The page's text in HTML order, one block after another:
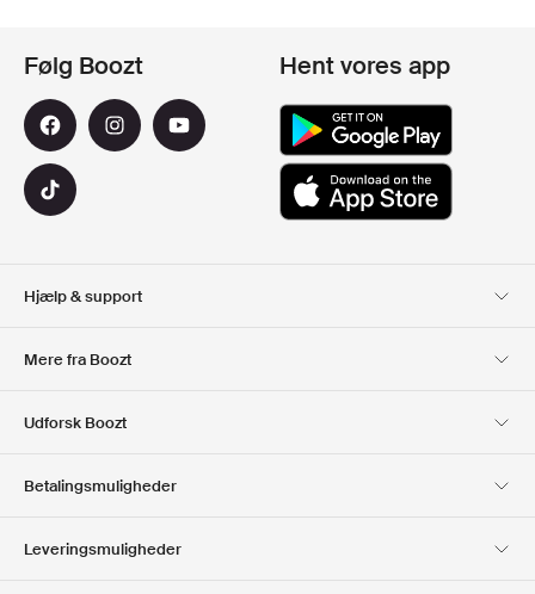
Hjælp & support
Mere fra Boozt
Club Boozt
Udforsk Boozt
Presse & udmærkelser
Følg Boozt Hent vores app
Betalingsmuligheder
Leveringsmuligheder